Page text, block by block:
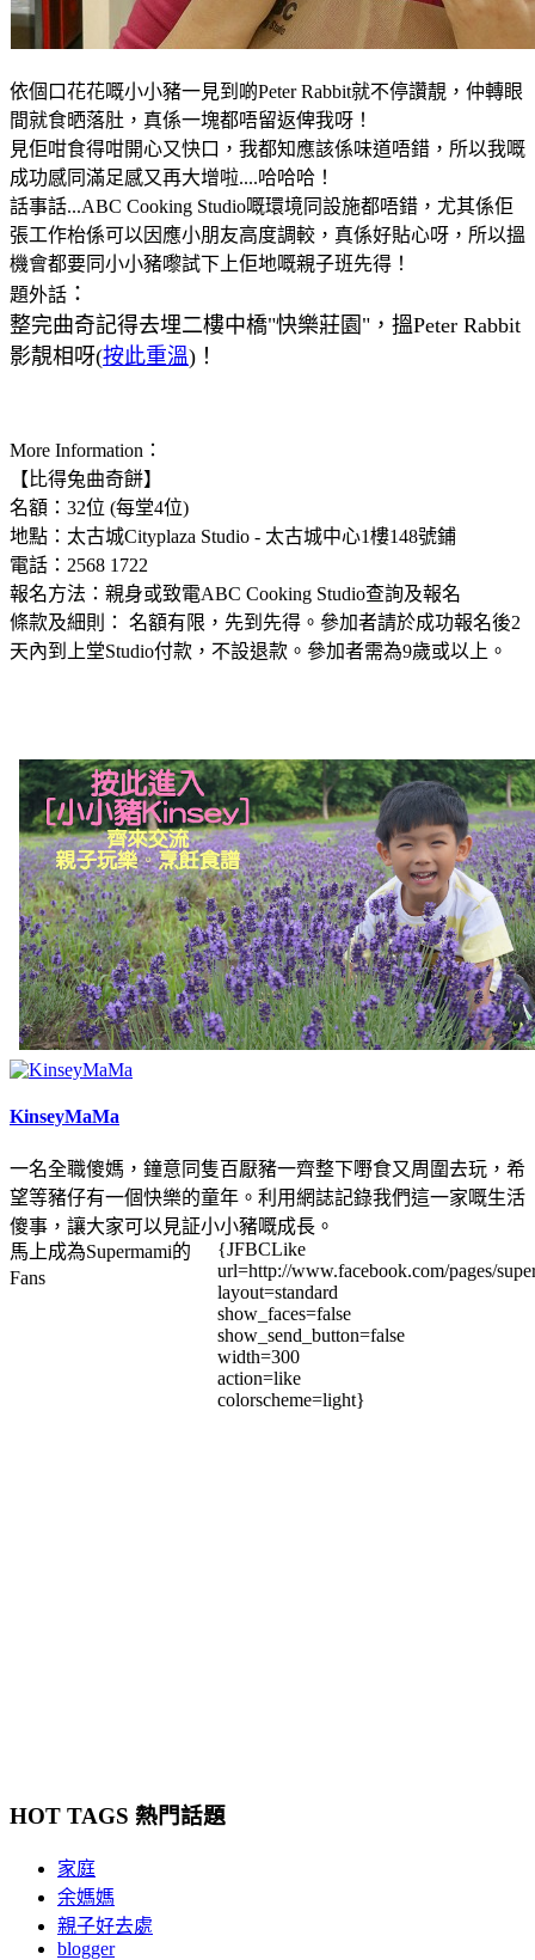
依個口花花嘅小小豬一見到啲Peter Rabbit就不停讚靚 ，仲轉眼
間就食晒落肚 ，真係一塊都唔留返俾我呀 ！
見佢咁食得咁開心又快口 ，我都知應該係味道唔錯 ，所以我嘅
成功感同滿足感又再大增啦....哈哈哈 ！
話事話...ABC Cooking Studio嘅環境同設施都唔錯 ，尤其係佢
張工作枱係可以因應小朋友高度調較 ，真係好貼心呀 ，所以搵
機會都要同小小豬嚟試下上佢地嘅親子班先得 ！
題外話 ：
整完曲奇記得去埋二樓中橋"快樂莊園" ，搵Peter Rabbit
影靚相呀(按此重溫) ！
More Information：
【比得兔曲奇餅】
名額：32位 (每堂4位)
地點：太古城Cityplaza Studio - 太古城中心1樓148號鋪
電話 ： 2568 1722
報名方法：親身或致電ABC Cooking Studio查詢及報名
條款及細則： 名額有限，先到先得。參加者請於成功報名後2
天內到上堂Studio付款，不設退款。參加者需為9歲或以上。
KinseyMaMa
一名全職傻媽，鐘意同隻百厭豬一齊整下嘢食又周圍去玩，希
望等豬仔有一個快樂的童年。利用網誌記錄我們這一家嘅生活
傻事，讓大家可以見証小小豬嘅成長。
馬上成為Supermami的
Fans
{JFBCLike
url=http://www.facebook.com/pages/
layout=standard
show_faces=false
show_send_button=false
width=300
action=like
colorscheme=light}
HOT TAGS 熱門話題
家庭
余媽媽
親子好去處
blogger